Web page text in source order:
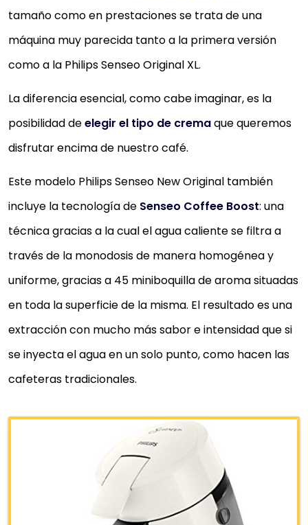
CAFETERA PHILIPS SENSEO ORIGINAL XL
Deposito de agua XL para mayor comodidad para
tazas
Boquilla más corta para adaptarse a tazas más
Café con solo pulsar un botón
Variedad de mezclas y sabores de café para todos
los gustos
Comprar YA
tamaño como en prestaciones se trata de una
máquina muy parecida tanto a la primera versión
como a la Philips Senseo Original XL.
La diferencia esencial, como cabe imaginar, es la
posibilidad deelegir el tipo de cremaque queremos
disfrutar encima de nuestro café.
Este modelo Philips Senseo New Original también
incluye la tecnología de Senseo Coffee Boost: una
técnica gracias a la cual el agua caliente se filtra a
través de la monodosis de manera homogénea y
uniforme, gracias a 45 miniboquilla de aroma situadas
en toda la superficie de la misma. El resultado es una
extracción con mucho más sabor e intensidad que si
se inyecta el agua en un solo punto, como hacen las
cafeteras tradicionales.